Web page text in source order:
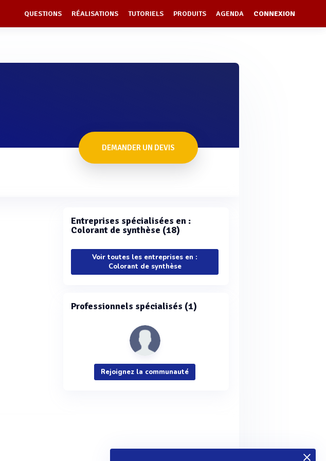
QUESTIONS RÉALISATIONS TUTORIELS PRODUITS AGENDA CONNEXION
DEMANDER UN DEVIS
Entreprises spécialisées en :
Colorant de synthèse (18)
Voir toutes les entreprises en :
Colorant de synthèse
Professionnels spécialisés (1)
Rejoignez la communauté